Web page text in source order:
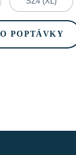
POPTÁVKY